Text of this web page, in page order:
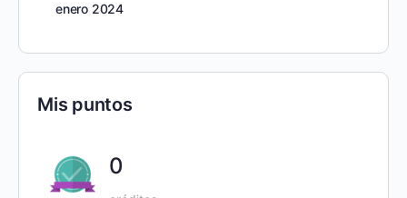
enero 2024
Mis puntos
0